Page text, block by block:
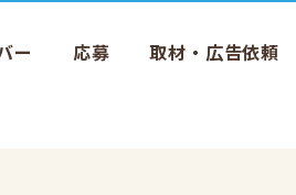
ー 応募 取材・広告依頼